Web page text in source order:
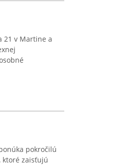
21 v Martine a
pokročilú
ktoré zaisťujú